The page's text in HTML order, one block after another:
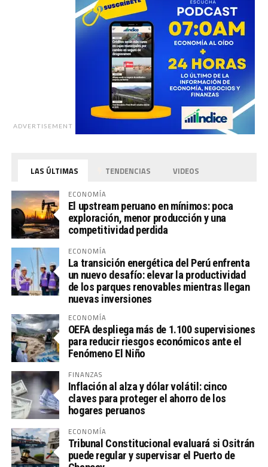
ADVERTISEMENT
LAS ÚLTIMAS TENDENCIAS VIDEOS
ECONOMÍA
El upstream peruano en mínimos: poca
exploración, menor producción y una
competitividad perdida
ECONOMÍA
La transición energética del Perú enfrenta
un nuevo desafío: elevar la productividad
de los parques renovables mientras llegan
nuevas inversiones
ECONOMÍA
OEFA despliega más de 1.100 supervisiones
para reducir riesgos económicos ante el
Fenómeno El Niño
FINANZAS
Inflación al alza y dólar volátil: cinco
claves para proteger el ahorro de los
hogares peruanos
ECONOMÍA
Tribunal Constitucional evaluará si Ositrán
puede regular y supervisar el Puerto de